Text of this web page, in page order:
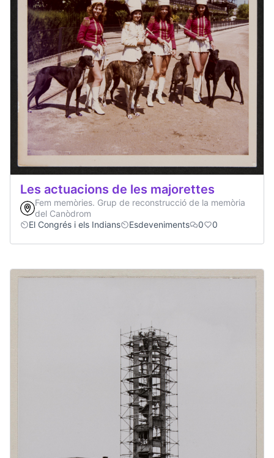
Les actuacions de les majorettes
Fem memòries. Grup de reconstrucció de la memòria
del Canòdrom
El Congrés i els Indians
Esdeveniments 0 0